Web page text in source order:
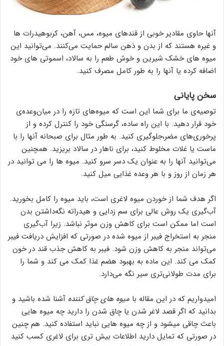
آنها حاوی مقادیر خوبی از قندهای میوه، مس، آهن، کربوهیدرات ها
و غیره هستند که از بدن و ذهن سالم حمایت می‌کنند. می‌توانید این
میوه های خشک شیرین و خوش طعم را به سالاد، اسموتی های خود
اضافه کرده یا آنها را به طور کامل مصرف کنید.
سخن پایانی
توصیه‌ی ما برای شما این است که میوه‌های تازه را در میان‌وعده‌ی
خود قرار دهید. با این راه ساده، گرسنگی خود را کنترل کرده و از
پرخوری‌های مضر،جلوگیری کنید. به طور مثال برای صبحانه آنها را با
ماست یا غلات مخلوط کنید، برای ناهار در سالاد بریزید. همچنین
می‌توانید آنها را به عنوان یک دسر سرو کنید. میوه ها را می توانید در
هر زمان از روز و با هر وعده غذایی میل کنید.
اگر هدف شما از خوردن میوه لاغری ‌است، باید میوه را کامل بخورید.
آب‌گیری یک روش عالی برای سم زدایی و هیدراته نگه‌داشتن بدن
است اما ممکن است برای کاهش وزن موثر نباشد. زیرا آب‌گیری
منجر به استخراج فیبر از میوه شده در صورتی که افزایش دریافت فیبر
می‌تواند منجر به کاهش وزن شود. فیبر به کاهش جذب قند در خون
کمک می کند. این ماده به بهبود هضم غذا کمک می کند و شما را
برای مدت طولانی‌تری سیر نگه ‌می‌دارد.
امیدواریم که در این مقاله با میوه های چاق کننده آشنا شده باشید و
بدانید که اگر قصد لاغر شدن یا چاق شدن را دارید چه میوه هایی
باعث چاقی میشود و از چه میوه هایی نباید استفاده کنید. هم چنین
در صورتی که تمایل دارید اطلاعات بیش تری برای لاغری کسب کنید